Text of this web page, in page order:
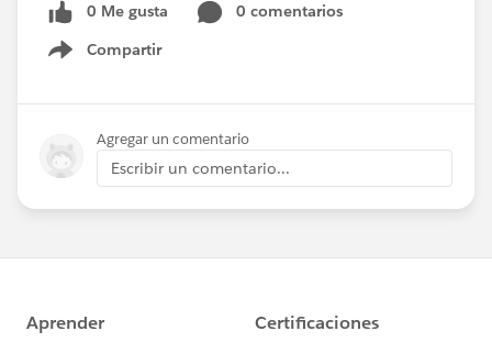
0 Me gusta
0 comentarios
Compartir
Show menu
Agregar un comentario
Escribir un comentario...